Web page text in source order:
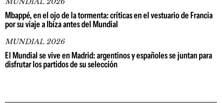
Mbappé, en el ojo de la tormenta: críticas en el vestuario de Francia
por su viaje a Ibiza antes del Mundial
MUNDIAL 2026
El Mundial se vive en Madrid: argentinos y españoles se juntan para
disfrutar los partidos de su selección